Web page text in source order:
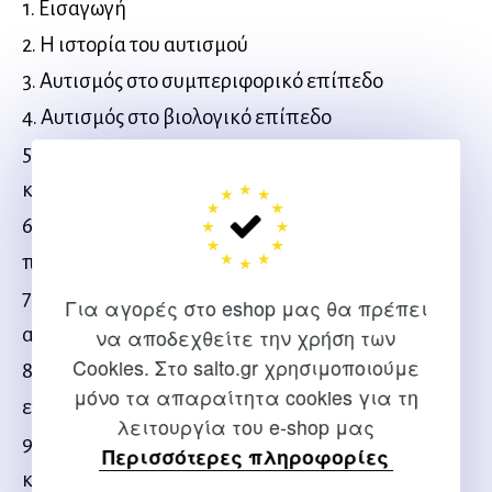
Για αγορές στο eshop μας θα πρέπει
να αποδεχθείτε την χρήση των
Cookies. Στο salto.gr χρησιμοποιούμε
μόνο τα απαραίτητα cookies για τη
λειτουργία του e-shop μας
Περισσότερες πληροφορίες
1. Εισαγωγή
2. Η ιστορία του αυτισμού
3. Αυτισμός στο συμπεριφορικό επίπεδο
4. Αυτισμός στο βιολογικό επίπεδο
5. Aυτισμός σε γνωστικό επίπεδο: Ο ρόλος μιας
καλής θεωρίας
6. Aυτισμός στο γνωστικό επίπεδο: Μοντέλα
πρωτογενούς ελλείμματος
7. Αυτισμός στο γνωστικό επίπεδο: Μοντέλα
αναπτυξιακής πορείας
8. Αυτισμός στο γνωστικό επίπεδο: Μοντέλα
επεξεργασίας πληροφοριών γενικού πλαισίου
9. H επίδραση των γνωστικών μοντέλων στην
κατανόηση και πρακτική του αυτισμού